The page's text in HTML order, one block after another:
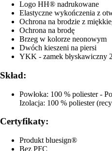
Logo HH® nadrukowane
Elastyczne wykończenia z
Ochrona na brodzie z
Ochrona na brodę
Brzeg w kolorze neonowym
Dwóch kieszeni na piersi
YKK - zamek błyskawiczny
Skład:
Powłoka: 100 % poliester -
Izolacja: 100 % poliester
Certyfikaty:
Produkt bluesign®
Bez PFC